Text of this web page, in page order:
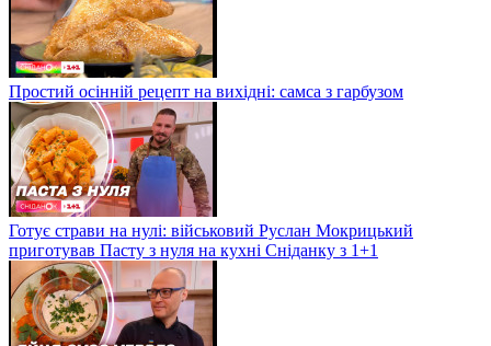
Простий осінній рецепт на вихідні: самса з гарбузом
Готує страви на нулі: військовий Руслан Мокрицький
приготував Пасту з нуля на кухні Сніданку з 1+1